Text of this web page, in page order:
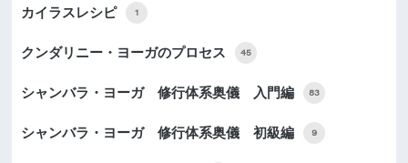
カイラスレシピ 1
クンダリニー・ヨーガのプロセス 45
シャンバラ・ヨーガ 修行体系奥儀 入門編 83
シャンバラ・ヨーガ 修行体系奥儀 初級編 9